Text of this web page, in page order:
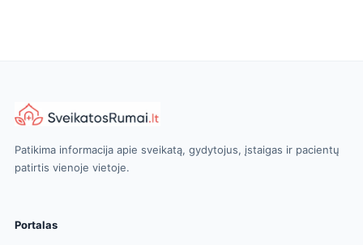
Patikima informacija apie sveikatą, gydytojus, įstaigas ir pacientų
patirtis vienoje vietoje.
Portalas